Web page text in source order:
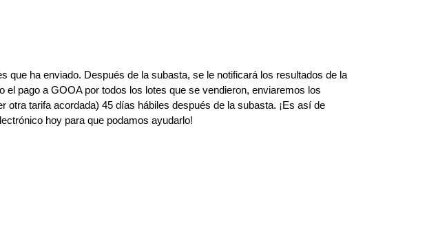
ha enviado. Después de la subasta, se le notificará los resultados de la
pago a GOOA por todos los lotes que se vendieron, enviaremos los
tarifa acordada) 45 días hábiles después de la subasta. ¡Es así de
hoy para que podamos ayudarlo!